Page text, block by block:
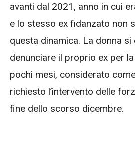
avanti dal 2021, anno in cui
e lo stesso ex fidanzato non
questa dinamica. La donna si
denunciare il proprio ex per
pochi mesi, considerato
richiesto l’intervento delle
fine dello scorso dicembre.